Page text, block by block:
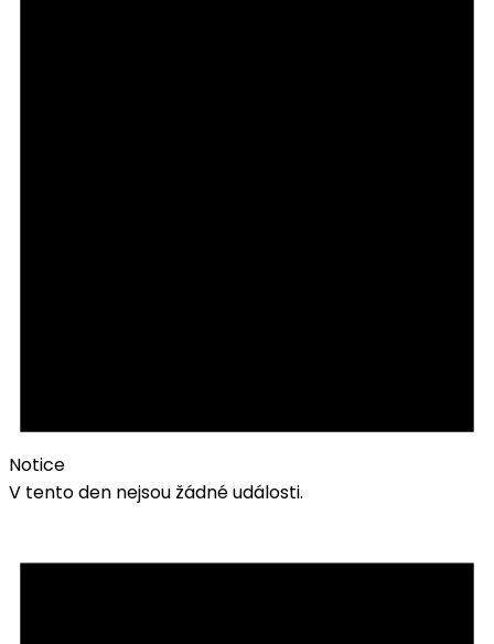
Notice
V tento den nejsou žádné události.